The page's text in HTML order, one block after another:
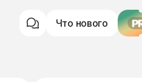
Что нового